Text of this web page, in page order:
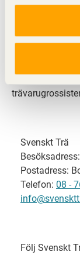
Svenskt Trä
och är en del
svensk limträ-,
Svenskt Trä
Postadress:
Telefon: 08 -
Följ Svenskt